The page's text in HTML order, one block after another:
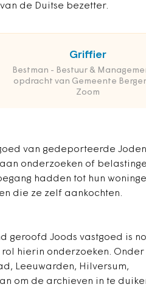
de Duitse bezetter.
Griffier
Bestman - Bestuur &
opdracht van Gemeente
Zoom
van gedeporteerde Joden
onderzoeken of
hadden tot hun
die ze zelf aankochten.
geroofd Joods vastgoed is
hierin onderzoeken.
Leeuwarden, Hilversum,
om de archieven in te